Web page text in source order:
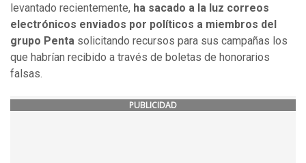
levantado recientemente, ha sacado a la luz correos
electrónicos enviados por políticos a miembros del
grupo Penta solicitando recursos para sus campañas los
que habrían recibido a través de boletas de honorarios
falsas.
PUBLICIDAD